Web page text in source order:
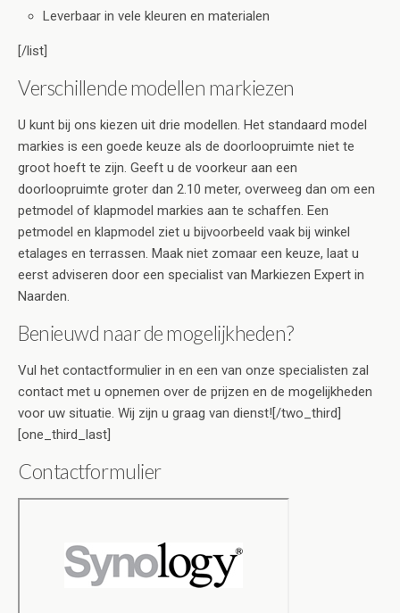
Leverbaar in vele kleuren en materialen
[/list]
Verschillende modellen markiezen
U kunt bij ons kiezen uit drie modellen. Het standaard model
markies is een goede keuze als de doorloopruimte niet te
groot hoeft te zijn. Geeft u de voorkeur aan een
doorloopruimte groter dan 2.10 meter, overweeg dan om een
petmodel of klapmodel markies aan te schaffen. Een
petmodel en klapmodel ziet u bijvoorbeeld vaak bij winkel
etalages en terrassen. Maak niet zomaar een keuze, laat u
eerst adviseren door een specialist van Markiezen Expert in
Naarden.
Benieuwd naar de mogelijkheden?
Vul het contactformulier in en een van onze specialisten zal
contact met u opnemen over de prijzen en de mogelijkheden
voor uw situatie. Wij zijn u graag van dienst![/two_third]
[one_third_last]
Contactformulier